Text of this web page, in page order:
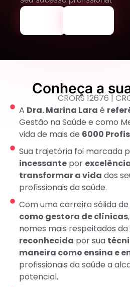
Conheça a
CRORS 12676 |
A Dra. Marina Lara é
Gestão na Saúde e como
vida de mais de 6000
Sua trajetória foi marcada
incessantepor
transformar a vida dos
profissionais da saúde.
Com uma carreira sólida de
como gestora de clínicas
nomes mais respeitados da
reconhecida por sua
maneira como ensina e
profissionais da saúde a
potencial.